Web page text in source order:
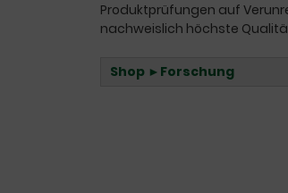
Produktprüfungen auf
nachweislich höchste
Shop ►Forschung